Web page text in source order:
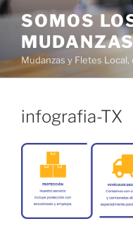
Ir
contenido
SOMOS
Mudanzas y Fletes
infografia-TX